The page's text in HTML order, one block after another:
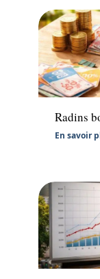
Finance
Radins
En savoir
Actu